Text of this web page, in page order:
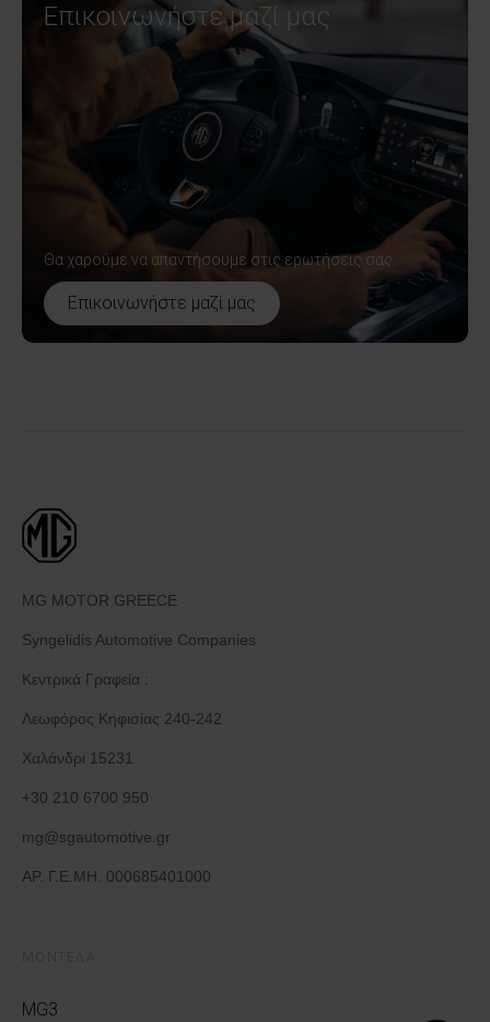
Επικοινωνήστε μαζί μας
Θα χαρούμε να απαντήσουμε στις ερωτήσεις σας.
Επικοινωνήστε μαζί μας
MG MOTOR GREECE
Syngelidis Automotive Companies
Κεντρικά Γραφεία :
Λεωφόρος Κηφισίας 240-242
Χαλάνδρι 15231
+30 210 6700 950
mg@sgautomotive.gr
ΑΡ. Γ.Ε.ΜΗ. 000685401000
MG3